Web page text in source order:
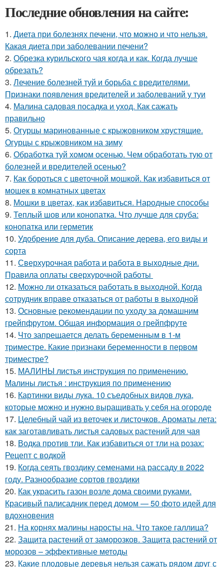
Последние обновления на сайте:
1. Диета при болезнях печени, что можно и что нельзя.
Какая диета при заболевании печени?
2. Обрезка курильского чая когда и как. Когда лучше
обрезать?
3. Лечение болезней туй и борьба с вредителями.
Признаки появления вредителей и заболеваний у туи
4. Малина садовая посадка и уход. Как сажать
правильно
5. Огурцы маринованные с крыжовником хрустящие.
Огурцы с крыжовником на зиму
6. Обработка туй хомом осенью. Чем обработать тую от
болезней и вредителей осенью?
7. Как бороться с цветочной мошкой. Как избавиться от
мошек в комнатных цветах
8. Мошки в цветах, как избавиться. Народные способы
9. Теплый шов или конопатка. Что лучше для сруба:
конопатка или герметик
10. Удобрение для дуба. Описание дерева, его виды и
сорта
11. Сверхурочная работа и работа в выходные дни.
Правила оплаты сверхурочной работы
12. Можно ли отказаться работать в выходной. Когда
сотрудник вправе отказаться от работы в выходной
13. Основные рекомендации по уходу за домашним
грейпфрутом. Общая информация о грейпфруте
14. Что запрещается делать беременным в 1-м
триместре. Какие признаки беременности в первом
триместре?
15. МАЛИНЫ листья инструкция по применению.
Малины листья : инструкция по применению
16. Картинки виды лука. 10 съедобных видов лука,
которые можно и нужно выращивать у себя на огороде
17. Целебный чай из веточек и листочков. Ароматы лета:
как заготавливать листья садовых растений для чая
18. Водка против тли. Как избавиться от тли на розах:
Рецепт с водкой
19. Когда сеять гвоздику семенами на рассаду в 2022
году. Разнообразие сортов гвоздики
20. Как украсить газон возле дома своими руками.
Красивый палисадник перед домом — 50 фото идей для
вдохновения
21. На корнях малины наросты на. Что такое галлица?
22. Защита растений от заморозков. Защита растений от
морозов – эффективные методы
23. Какие плодовые деревья нельзя сажать рядом друг с